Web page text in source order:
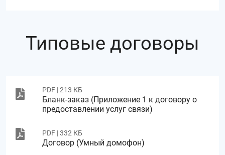
Типовые договоры
PDF | 213 КБ
Бланк-заказ (Приложение 1 к договору о
предоставлении услуг связи)
PDF | 332 КБ
Договор (Умный домофон)